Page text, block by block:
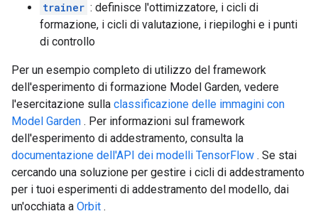
trainer : definisce l'ottimizzatore, i cicli di
formazione, i cicli di valutazione, i riepiloghi e i punti
di controllo
Per un esempio completo di utilizzo del framework
dell'esperimento di formazione Model Garden, vedere
l'esercitazione sulla classificazione delle immagini con
Model Garden . Per informazioni sul framework
dell'esperimento di addestramento, consulta la
documentazione dell'API dei modelli TensorFlow . Se stai
cercando una soluzione per gestire i cicli di addestramento
per i tuoi esperimenti di addestramento del modello, dai
un'occhiata a Orbit .